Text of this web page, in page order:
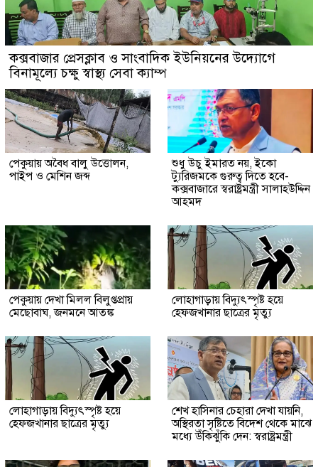
কক্সবাজার প্রেসক্লাব ও সাংবাদিক ইউনিয়নের উদ্যোগে
বিনামূল্যে চক্ষু স্বাস্থ্য সেবা ক্যাম্প
পেকুয়ায় অবৈধ বালু উত্তোলন,
পাইপ ও মেশিন জব্দ
শুধু উচু ইমারত নয়, ইকো
ট্যুরিজমকে গুরুত্ব দিতে হবে-
কক্সবাজারে স্বরাষ্ট্রমন্ত্রী সালাহউদ্দিন
আহমদ
পেকুয়ায় দেখা মিলল বিলুপ্তপ্রায়
মেছোবাঘ, জনমনে আতঙ্ক
লোহাগাড়ায় বিদ্যুৎস্পৃষ্ট হয়ে
হেফজখানার ছাত্রের মৃত্যু
লোহাগাড়ায় বিদ্যুৎস্পৃষ্ট হয়ে
হেফজখানার ছাত্রের মৃত্যু
শেখ হাসিনার চেহারা দেখা যায়নি,
অস্থিরতা সৃষ্টিতে বিদেশ থেকে মাঝে
মধ্যে উঁকিঝুঁকি দেন: স্বরাষ্ট্রমন্ত্রী